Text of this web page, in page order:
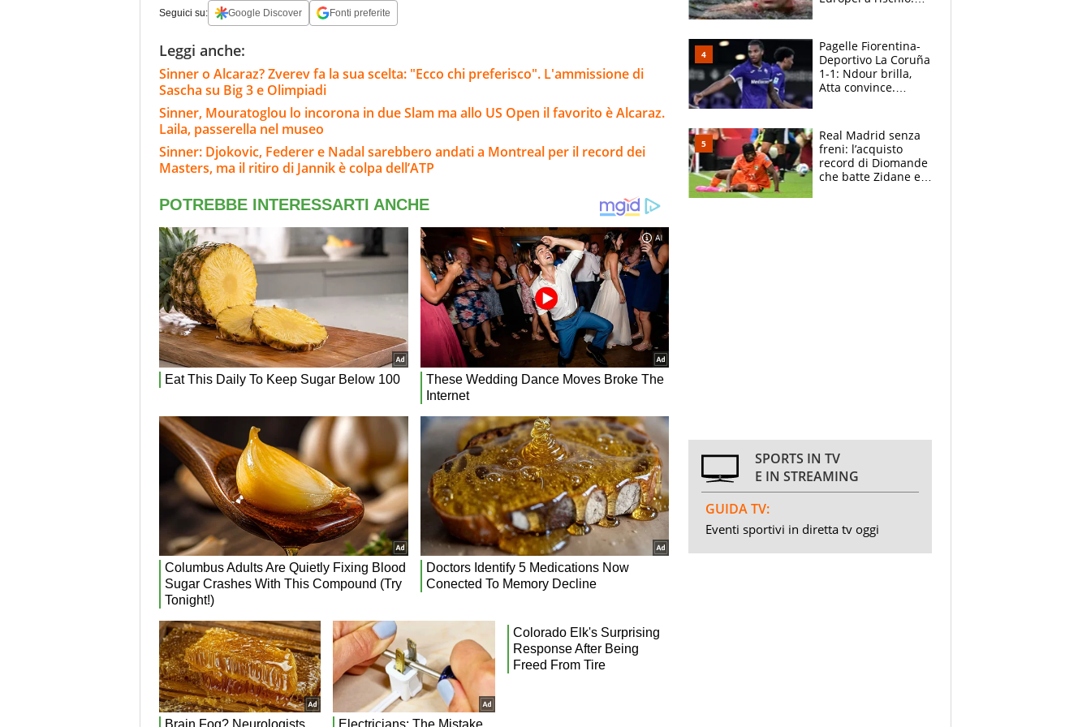
Seguici su: Google Discover Fonti preferite
Leggi anche:
Sinner o Alcaraz? Zverev fa la sua scelta: "Ecco chi preferisco". L'ammissione di
Sascha su Big 3 e Olimpiadi
Sinner, Mouratoglou lo incorona in due Slam ma allo US Open il favorito è Alcaraz.
Laila, passerella nel museo
Sinner: Djokovic, Federer e Nadal sarebbero andati a Montreal per il record dei
Masters, ma il ritiro di Jannik è colpa dell’ATP
adesso
Pagelle Fiorentina-
Deportivo La Coruña
1-1: Ndour brilla,
Atta convince.
Real Madrid senza
freni: l’acquisto
record di Diomande
che batte Zidane e
SPORTS IN TV
E IN STREAMING
GUIDA TV:
Eventi sportivi in diretta tv oggi